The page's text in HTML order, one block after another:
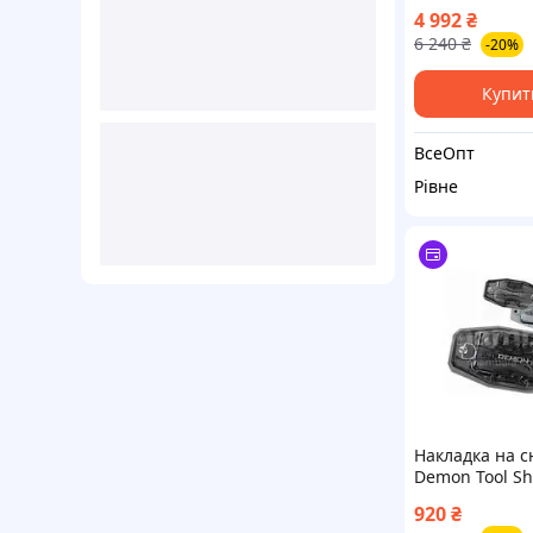
4 992₴
6 240 ₴ -20%
ВсеОпт
Рівне
Накладка на
Demon Tool
920₴